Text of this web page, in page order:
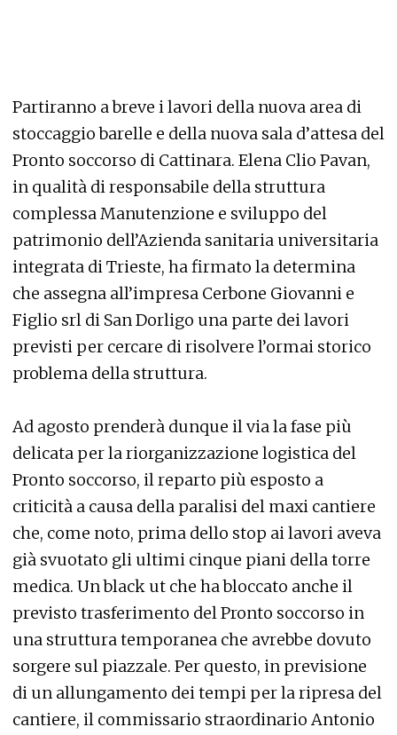
Partiranno a breve i lavori della nuova area di
stoccaggio barelle e della nuova sala d’attesa del
Pronto soccorso di Cattinara. Elena Clio Pavan,
in qualità di responsabile della struttura
complessa Manutenzione e sviluppo del
patrimonio dell’Azienda sanitaria universitaria
integrata di Trieste, ha firmato la determina
che assegna all’impresa Cerbone Giovanni e
Figlio srl di San Dorligo una parte dei lavori
previsti per cercare di risolvere l’ormai storico
problema della struttura.
Ad agosto prenderà dunque il via la fase più
delicata per la riorganizzazione logistica del
Pronto soccorso, il reparto più esposto a
criticità a causa della paralisi del maxi cantiere
che, come noto, prima dello stop ai lavori aveva
già svuotato gli ultimi cinque piani della torre
medica. Un black ut che ha bloccato anche il
previsto trasferimento del Pronto soccorso in
una struttura temporanea che avrebbe dovuto
sorgere sul piazzale. Per questo, in previsione
di un allungamento dei tempi per la ripresa del
cantiere, il commissario straordinario Antonio